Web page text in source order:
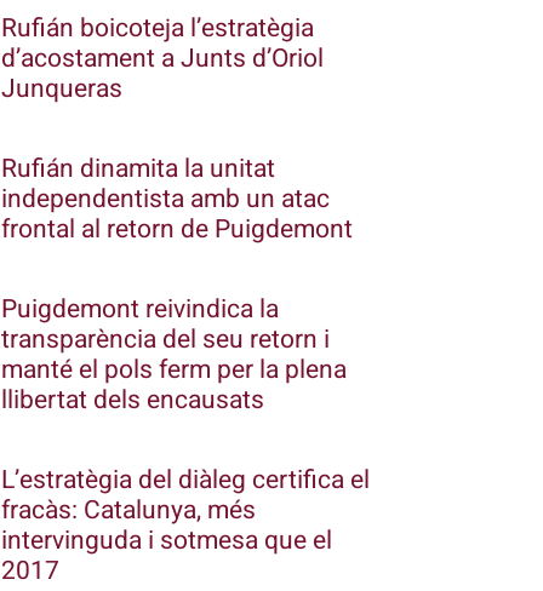
Rufián boicoteja l’estratègia
d’acostament a Junts d’Oriol
Junqueras
Rufián dinamita la unitat
independentista amb un atac
frontal al retorn de Puigdemont
Puigdemont reivindica la
transparència del seu retorn i
manté el pols ferm per la plena
llibertat dels encausats
L’estratègia del diàleg certifica el
fracàs: Catalunya, més
intervinguda i sotmesa que el
2017